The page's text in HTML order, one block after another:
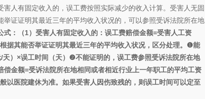
人有固定收入的，误工费按照实际减少的收入计算。受害人无固
证证明其最近三年的平均收入状况的，可以参照受诉法院所在地
式：
（1）受害人有固定收入的：误工费赔偿金额=受害人工资
据其能否举证证明其最近三年的平均收入状况，区分处理。 ❶能
）×误工时间（天） ❷不能证明的，误工费参照受诉法院所在地
偿金额=受诉法院所在地相同或者相近行业上一年职工的平均工资
以医院建休为准。如果受害人因伤致残的，则误工时间可以定至